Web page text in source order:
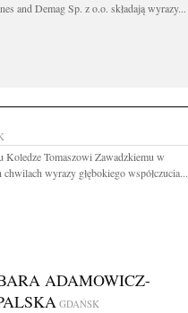
and Demag Sp. z o.o. składają wyrazy...
Koledze Tomaszowi Zawadzkiemu w
chwilach wyrazy głębokiego współczucia...
ADAMOWICZ-
GDAŃSK